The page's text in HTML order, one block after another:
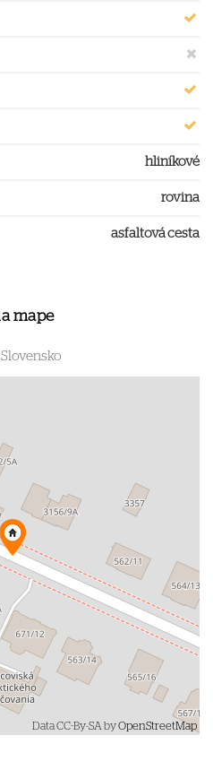
hliníkové
rovina
asfaltová cesta
mape
Data CC-By-SA byOpenStreetMap